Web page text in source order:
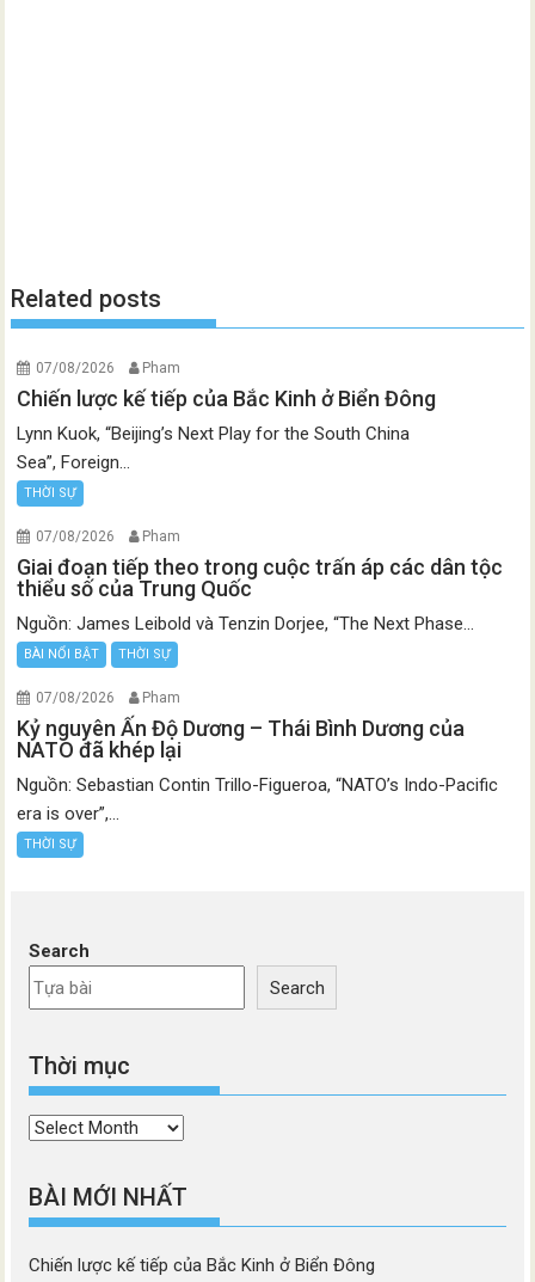
Related posts
07/08/2026 Pham
Chiến lược kế tiếp của Bắc Kinh ở Biển Đông
Lynn Kuok, “Beijing’s Next Play for the South China
Sea”, Foreign...
THỜI SỰ
07/08/2026 Pham
Giai đoạn tiếp theo trong cuộc trấn áp các dân tộc
thiểu số của Trung Quốc
Nguồn: James Leibold và Tenzin Dorjee, “The Next Phase...
BÀI NỔI BẬT THỜI SỰ
07/08/2026 Pham
Kỷ nguyên Ấn Độ Dương – Thái Bình Dương của
NATO đã khép lại
Nguồn: Sebastian Contin Trillo-Figueroa, “NATO’s Indo-Pacific
era is over”,...
THỜI SỰ
Search
Search
Thời mục
Thời
BÀI MỚI NHẤT
Chiến lược kế tiếp của Bắc Kinh ở Biển Đông